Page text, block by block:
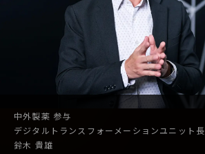
中外製薬 参与
デジタル トランスフォーメーションユニット長
鈴木 貴雄